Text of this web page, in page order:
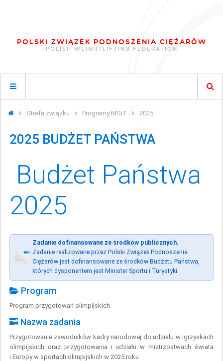
POLSKI ZWIĄZEK PODNOSZENIA CIĘŻARÓW
POLISH WEIGHTLIFTING FEDERATION
Strefa związku Programy MSiT 2025
Budżet Państwa
2025 BUDŻET PAŃSTWA
Budżet Państwa
2025
Zadanie dofinansowane ze środków publicznych.
Zadanie realizowane przez Polski Związek Podnoszenia
Ciężarów jest dofinansowane ze środków Budżetu Państwa,
których dysponentem jest Minister Sportu i Turystyki.
Program
Program przygotowań olimpijskich
Nazwa zadania
Przygotowanie zawodników kadry narodowej do udziału w igrzyskach
olimpijskich oraz przygotowania i udziału w mistrzostwach świata
i Europy w sportach olimpijskich w 2025 roku